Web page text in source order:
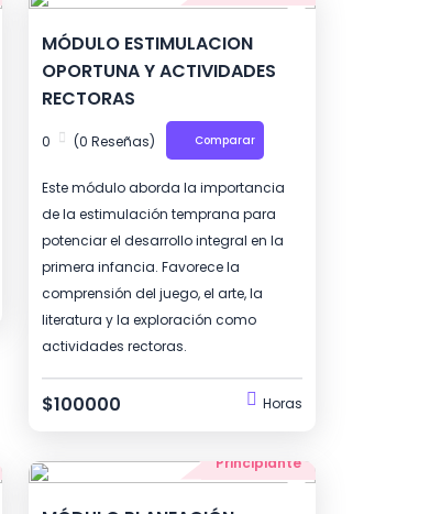
MÓDULO ESTIMULACION
OPORTUNA Y ACTIVIDADES
RECTORAS
0 (0 Reseñas) Comparar
Este módulo aborda la importancia
de la estimulación temprana para
potenciar el desarrollo integral en la
primera infancia. Favorece la
comprensión del juego, el arte, la
literatura y la exploración como
actividades rectoras.
$100000 Horas
Principiante